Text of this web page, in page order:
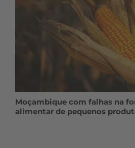
Moçambique com falhas na
alimentar de pequenos